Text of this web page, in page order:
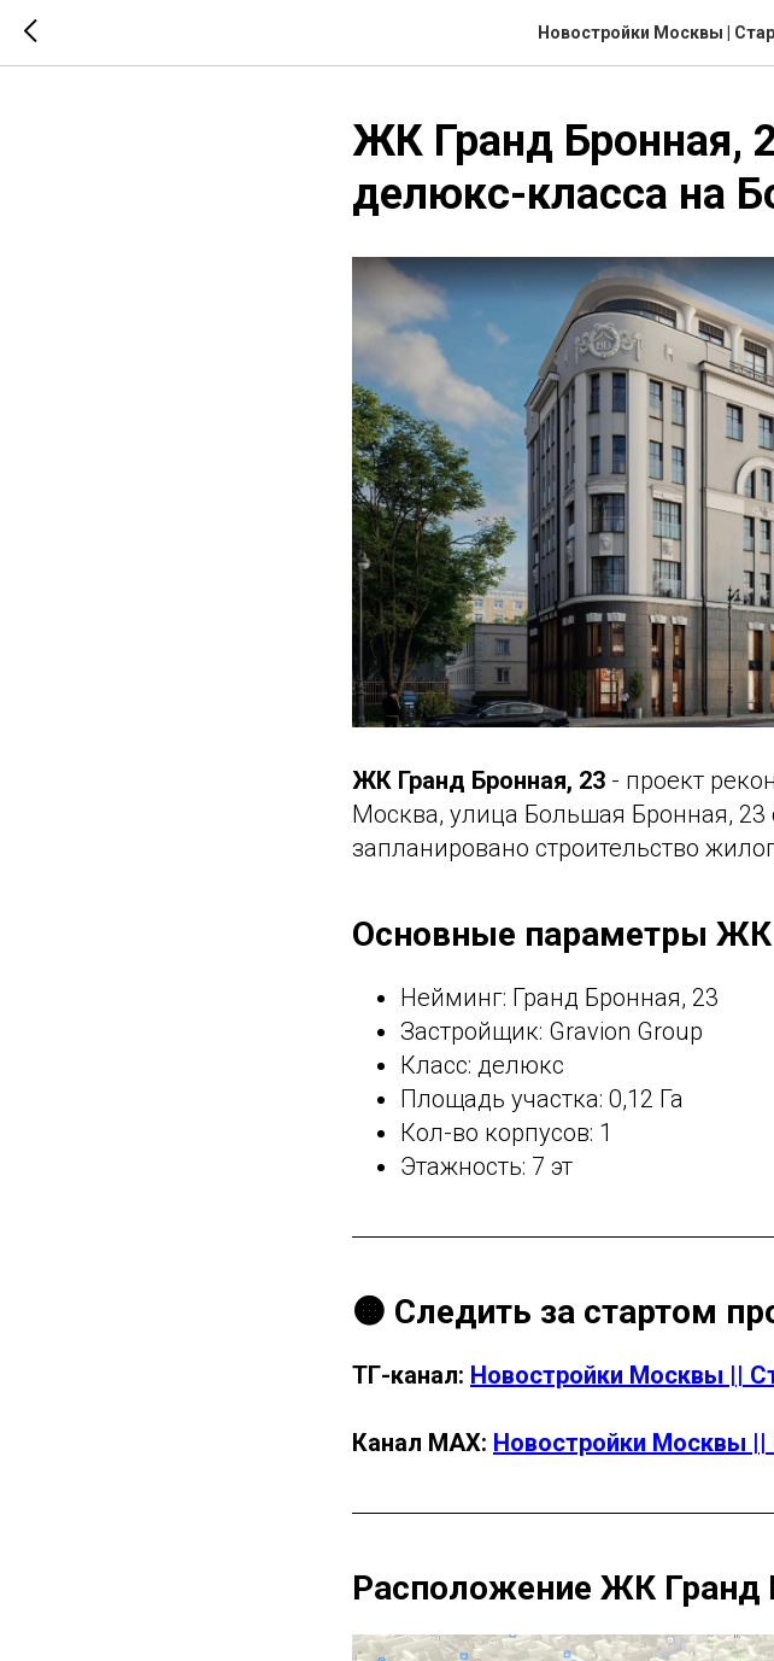
Новостройки Москвы |
ЖК Гранд Бронная,
делюкс-класса на
ЖК Гранд Бронная, 23 - проект
Москва, улица Большая Бронная,
запланировано строительство
Основные параметры ЖК
Нейминг: Гранд Бронная, 23
Застройщик: Gravion Group
Класс: делюкс
Площадь участка: 0,12 Га
Кол-во корпусов: 1
Этажность: 7 эт
🟠 Следить за стартом
ТГ-канал: Новостройки Москвы ||
Канал МАХ: Новостройки Москвы
Расположение ЖК Гранд